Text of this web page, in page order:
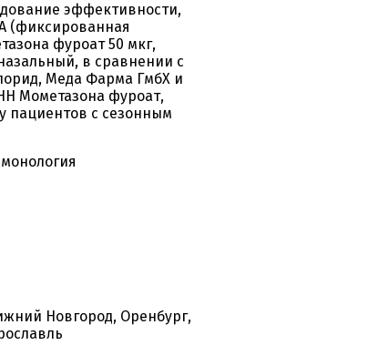
эффективности,
(фиксированная
фуроат 50 мкг,
в сравнении c
Меда Фарма ГмбХ и
Мометазона фуроат,
пациентов с сезонным
Новгород, Оренбург,